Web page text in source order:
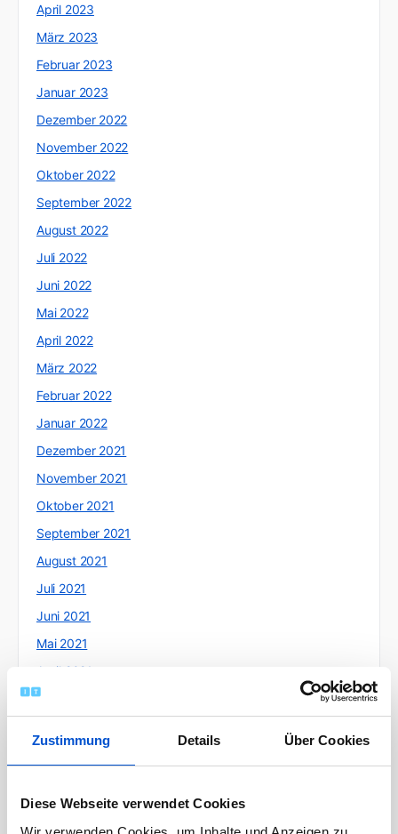
Zustimmung Details Über Cookies
Diese Webseite verwendet Cookies
April 2023
März 2023
Februar 2023
Januar 2023
Dezember 2022
November 2022
Oktober 2022
September 2022
August 2022
Juli 2022
Juni 2022
Mai 2022
April 2022
März 2022
Februar 2022
Januar 2022
Dezember 2021
November 2021
Oktober 2021
September 2021
August 2021
Juli 2021
Juni 2021
Mai 2021
April 2021
März 2021
November 2020